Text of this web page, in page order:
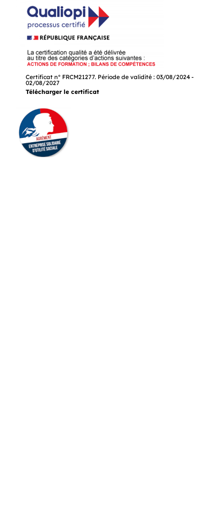
Certificat n° FRCM21277. Période de validité : 03/08/2024 -
02/08/2027
Télécharger le certificat